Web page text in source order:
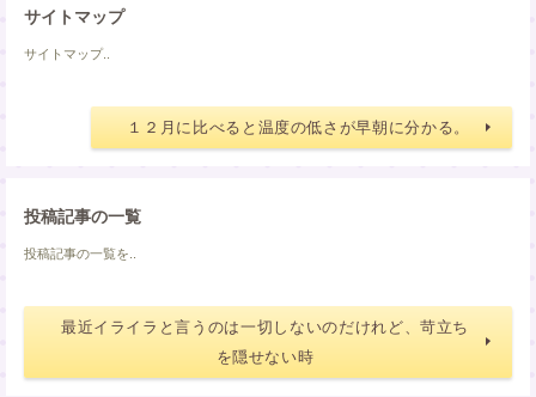
サイトマップ
サイトマップ..
１２月に比べると温度の低さが早朝に分かる。
投稿記事の一覧
投稿記事の一覧を..
最近イライラと言うのは一切しないのだけれど、苛立ち
を隠せない時